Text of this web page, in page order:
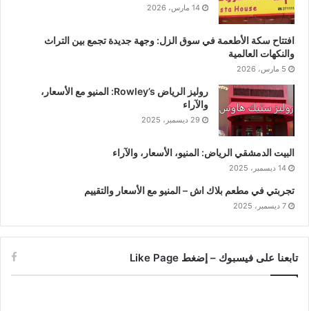
14 مارس، 2026
افتتاح سكة الأطعمة في سوق الزل: وجهة جديدة تجمع بين التراث
والنكهات العالمية
5 مارس، 2026
روليز الرياض Rowley’s: المنيو مع الأسعار،
والآراء
29 ديسمبر، 2025
البيت الدمشقي الرياض: المنيو، الأسعار، والآراء
14 ديسمبر، 2025
تجربتي في مطعم بلاك اش – المنيو مع الأسعار والتقييم
7 ديسمبر، 2025
تابعنا على فيسبوك – إضغط Like Page